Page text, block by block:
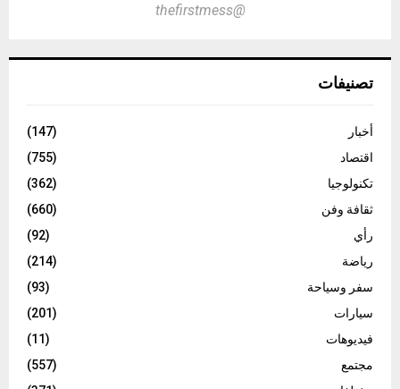
@thefirstmess
تصنيفات
أخبار
(147)
اقتصاد
(755)
تكنولوجيا
(362)
ثقافة وفن
(660)
رأي
(92)
رياضة
(214)
سفر وسياحة
(93)
سيارات
(201)
فيديوهات
(11)
مجتمع
(557)